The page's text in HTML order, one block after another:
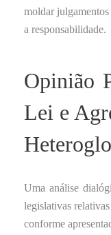
moldar
a responsabilidade.
Opinião
Lei e
Uma análise
legislativas
conforme